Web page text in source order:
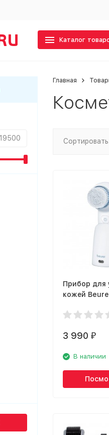
Каталог
Главная
Прибор для
кожей
3 990 ₽
В наличии